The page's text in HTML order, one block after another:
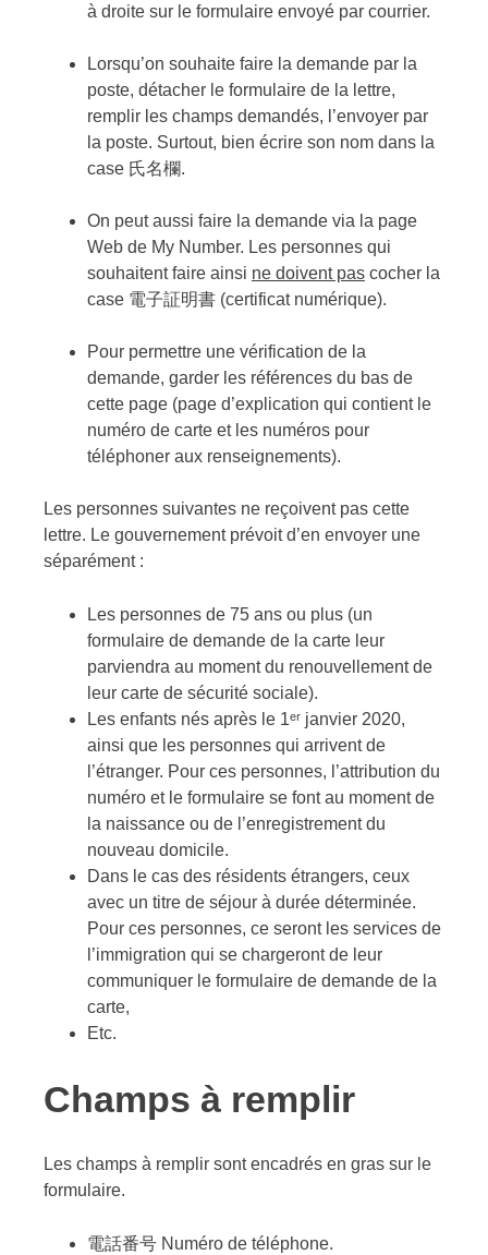
à droite sur le formulaire envoyé par courrier.
Lorsqu’on souhaite faire la demande par la
poste, détacher le formulaire de la lettre,
remplir les champs demandés, l’envoyer par
la poste. Surtout, bien écrire son nom dans la
case 氏名欄.
On peut aussi faire la demande via la page
Web de My Number. Les personnes qui
souhaitent faire ainsi ne doivent pas cocher la
case 電子証明書 (certificat numérique).
Pour permettre une vérification de la
demande, garder les références du bas de
cette page (page d’explication qui contient le
numéro de carte et les numéros pour
téléphoner aux renseignements).
Les personnes suivantes ne reçoivent pas cette
lettre. Le gouvernement prévoit d’en envoyer une
séparément :
Les personnes de 75 ans ou plus (un
formulaire de demande de la carte leur
parviendra au moment du renouvellement de
leur carte de sécurité sociale).
Les enfants nés après le 1ᵉʳ janvier 2020,
ainsi que les personnes qui arrivent de
l’étranger. Pour ces personnes, l’attribution du
numéro et le formulaire se font au moment de
la naissance ou de l’enregistrement du
nouveau domicile.
Dans le cas des résidents étrangers, ceux
avec un titre de séjour à durée déterminée.
Pour ces personnes, ce seront les services de
l’immigration qui se chargeront de leur
communiquer le formulaire de demande de la
carte,
Etc.
Champs à remplir
Les champs à remplir sont encadrés en gras sur le
formulaire.
電話番号 Numéro de téléphone.